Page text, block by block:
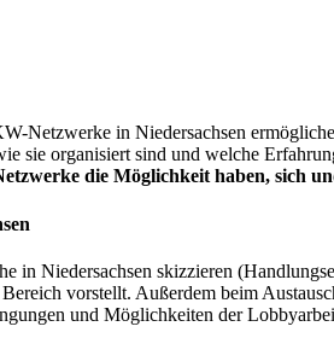
Netzwerke in Niedersachsen
organisiert sind und welche
die Möglichkeit haben, sich
in Niedersachsen skizzieren
vorstellt. Außerdem beim
und Möglichkeiten der